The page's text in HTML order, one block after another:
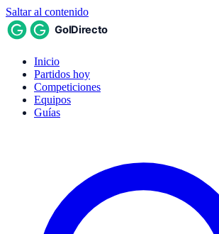
Saltar al contenido
Inicio
Partidos hoy
Competiciones
Equipos
Guías